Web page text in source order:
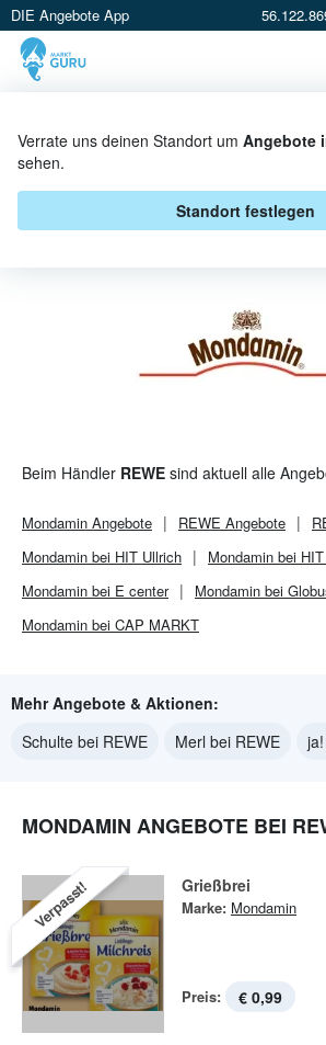
DIE Angebote App
Verrate uns deinen Standort um Angebote
sehen.
Standort festlegen
MONDAMIN BEI REWE -
ANGEBOTE & AKTIONEN
Beim Händler REWE sind aktuell alle
Mondamin Angebote REWE Angebote
Mondamin bei HIT Ullrich
Mondamin bei
Mondamin bei E center
Mondamin bei
Mondamin bei CAP MARKT
Mehr Angebote & Aktionen:
Schulte bei REWE
Merl bei REWE
MONDAMIN ANGEBOTE BEI
Verpasst! Grießbrei
Marke: Mondamin
Preis: € 0,99